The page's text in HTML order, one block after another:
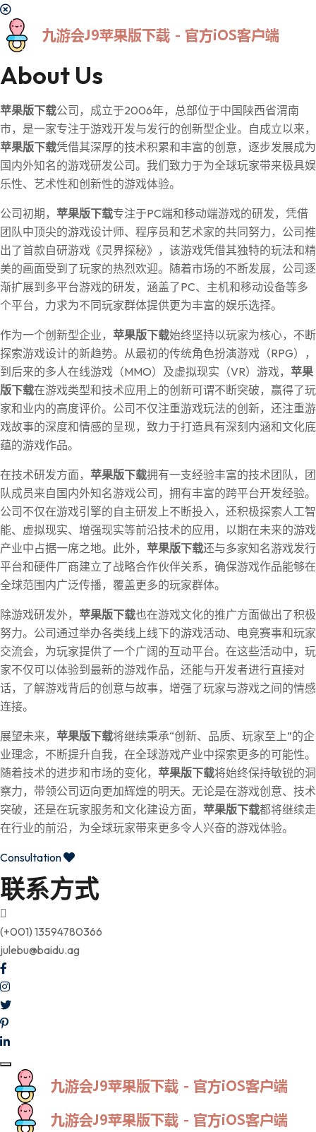
About Us
苹果版下载公司，成立于2006年，总部位于中国陕西省渭南
市，是一家专注于游戏开发与发行的创新型企业。自成立以来，
苹果版下载凭借其深厚的技术积累和丰富的创意，逐步发展成为
国内外知名的游戏研发公司。我们致力于为全球玩家带来极具娱
乐性、艺术性和创新性的游戏体验。
公司初期， 苹果版下载专注于PC端和移动端游戏的研发，凭借
团队中顶尖的游戏设计师、程序员和艺术家的共同努力，公司推
出了首款自研游戏《灵界探秘》，该游戏凭借其独特的玩法和精
美的画面受到了玩家的热烈欢迎。随着市场的不断发展，公司逐
渐扩展到多平台游戏的研发，涵盖了PC、主机和移动设备等多
个平台，力求为不同玩家群体提供更为丰富的娱乐选择。
作为一个创新型企业， 苹果版下载始终坚持以玩家为核心，不断
探索游戏设计的新趋势。从最初的传统角色扮演游戏（RPG），
到后来的多人在线游戏（MMO）及虚拟现实（VR）游戏， 苹果
版下载在游戏类型和技术应用上的创新可谓不断突破，赢得了玩
家和业内的高度评价。公司不仅注重游戏玩法的创新，还注重游
戏故事的深度和情感的呈现，致力于打造具有深刻内涵和文化底
蕴的游戏作品。
在技术研发方面， 苹果版下载拥有一支经验丰富的技术团队，团
队成员来自国内外知名游戏公司，拥有丰富的跨平台开发经验。
公司不仅在游戏引擎的自主研发上不断投入，还积极探索人工智
能、虚拟现实、增强现实等前沿技术的应用，以期在未来的游戏
产业中占据一席之地。此外， 苹果版下载还与多家知名游戏发行
平台和硬件厂商建立了战略合作伙伴关系，确保游戏作品能够在
全球范围内广泛传播，覆盖更多的玩家群体。
除游戏研发外， 苹果版下载也在游戏文化的推广方面做出了积极
努力。公司通过举办各类线上线下的游戏活动、电竞赛事和玩家
交流会，为玩家提供了一个广阔的互动平台。在这些活动中，玩
家不仅可以体验到最新的游戏作品，还能与开发者进行直接对
话，了解游戏背后的创意与故事，增强了玩家与游戏之间的情感
连接。
展望未来， 苹果版下载将继续秉承“创新、品质、玩家至上”的企
业理念，不断提升自我，在全球游戏产业中探索更多的可能性。
随着技术的进步和市场的变化， 苹果版下载将始终保持敏锐的洞
察力，带领公司迈向更加辉煌的明天。无论是在游戏创意、技术
突破，还是在玩家服务和文化建设方面， 苹果版下载都将继续走
在行业的前沿，为全球玩家带来更多令人兴奋的游戏体验。
Consultation
联系方式
(+001) 13594780366
julebu@baidu.ag